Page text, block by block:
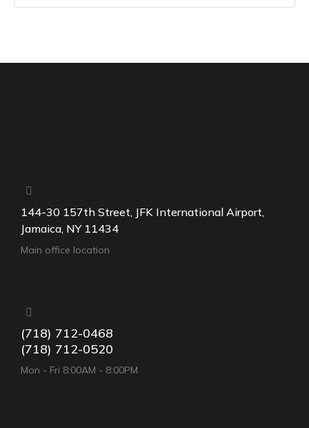
144-30 157th Street, JFK International Airport,
Jamaica, NY 11434
Main office location
(718) 712-0468
(718) 712-0520
Mon - Fri 8:00AM - 8:00PM